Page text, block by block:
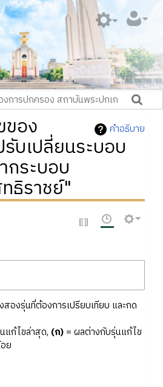
คำอธิบาย
ของ
บเปลี่ยนระบอบ
กระบอบ
ธิราชย์"
องรุ่นที่ต้องการเปรียบเทียบ และกด
ก้ไขล่าสุด, (ก)= ผลต่างกับรุ่นแก้ไข
ย